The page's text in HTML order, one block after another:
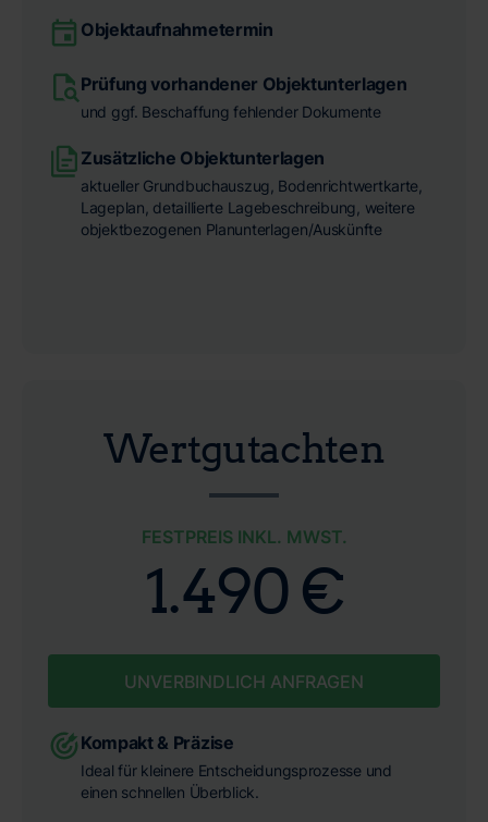
Wertgutachten
FESTPREIS INKL. MWST.
1.490 €
UNVERBINDLICH ANFRAGEN
Kompakt & Präzise
Ideal für kleinere Entscheidungsprozesse und
einen schnellen Überblick.
Objektaufnahmetermin
Prüfung vorhandener Objektunterlagen
und ggf. Beschaffung fehlender Dokumente
Zusätzliche Objektunterlagen
aktueller Grundbuchauszug, Bodenrichtwertkarte,
Lageplan, detaillierte Lagebeschreibung, weitere
objektbezogenen Planunterlagen/Auskünfte